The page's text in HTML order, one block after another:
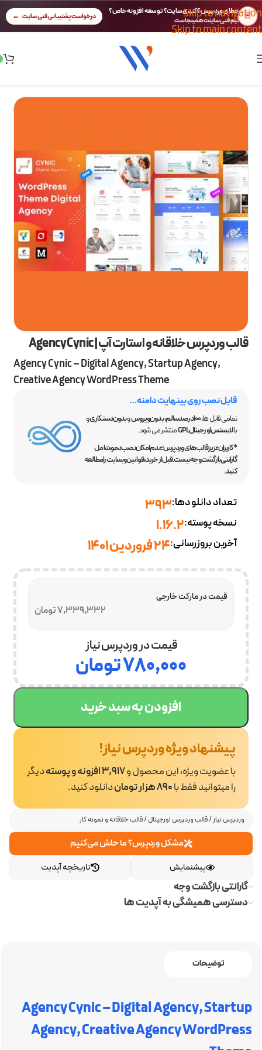
Skip to navigation
Skip to main content
🚨 خطای وردپرس؟ کندی سایت؟ توسعه افزونه خاص؟
تیم فنی سایتت همینجاست درخواست پشتیبانی فنی سایت
وردپرس نیاز/قالب وردپرس اورجینال/قالب خلاقانه و نمونه کار
مشکل وردپرس؟ ما حلش می‌کنیم
تاریخچه آپدیت
پیشنمایش
گارانتی بازگشت وجه
دسترسی همیشگی به آپدیت ها
قالب وردپرس خلاقانه و استارت آپ | Agency Cynic
Agency Cynic – Digital Agency, Startup Agency,
Creative Agency WordPress Theme
قابل نصب روی بینهایت دامنه...
تمامی فایل ها،100 درصد سالم ،بدون ویروسوبدون دستکاریو
بالایسنس اورجینال GPL
منتشر می شود.
*کاربران عزیز قالب‌های وردپرس؛ عدم امکان نصب دمو، شامل
گارانتی بازگشت وجه نیست. قبل از خرید، قوانین وبسایت را مطالعه
کنید.
تعداد دانلودها:393
نسخه پوسته:1.16.2
آخرین بروزرسانی:24 فروردین 1401
7,339,332 تومان
قیمت در مارکت خارجی
قیمت در وردپرس نیاز
۷۸۰,۰۰۰تومان
افزودن به سبد خرید
پیشنهاد ویژه وردپرس نیاز!
با عضویت ویژه، این محصول و3,917 افزونه و پوسته
دیگر
را میتوانید فقط با890 هزار تومان دانلود کنید.
توضیحات
Agency Cynic – Digital Agency, Startup
Agency, Creative Agency WordPress